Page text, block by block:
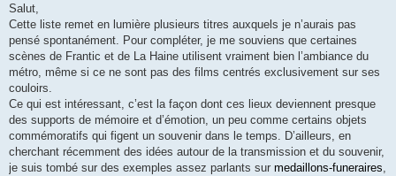
s
a
g
Salut,
Cette liste remet en lumière plusieurs titres auxquels je n’aurais pas
pensé spontanément. Pour compléter, je me souviens que certaines
scènes de Frantic et de La Haine utilisent vraiment bien l’ambiance du
métro, même si ce ne sont pas des films centrés exclusivement sur ses
couloirs.
Ce qui est intéressant, c’est la façon dont ces lieux deviennent presque
des supports de mémoire et d’émotion, un peu comme certains objets
commémoratifs qui figent un souvenir dans le temps. D’ailleurs, en
cherchant récemment des idées autour de la transmission et du souvenir,
je suis tombé sur des exemples assez parlants sur medaillons-funeraires,